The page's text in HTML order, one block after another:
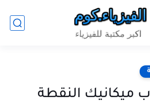
ميكانيك النقطة